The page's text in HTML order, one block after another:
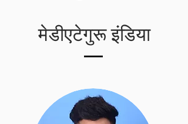
मेडीएटेगुरू इंडिया